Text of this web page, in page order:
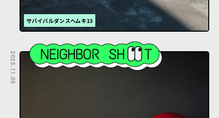
サバイバルダンスヘムキ13
2025.11.05